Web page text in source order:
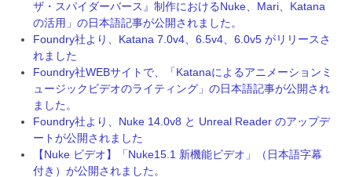
ザ・スパイダーバース』制作におけるNuke、Mari、Katana
の活用」の日本語記事が公開されました。
Foundry社より、Katana 7.0v4、6.5v4、6.0v5 がリリースさ
れました
Foundry社WEBサイトで、「Katanaによるアニメーションミ
ュージックビデオのライティング」の日本語記事が公開され
ました。
Foundry社より、Nuke 14.0v8 と Unreal Reader のアップデ
ートが公開されました
【Nuke ビデオ】「Nuke15.1 新機能ビデオ」（日本語字幕
付き）が公開されました。